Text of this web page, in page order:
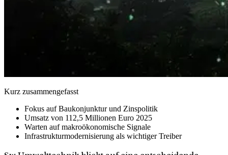
Kurz zusammengefasst
Fokus auf Baukonjunktur und Zinspolitik
Umsatz von 112,5 Millionen Euro 2025
Warten auf makroökonomische Signale
Infrastrukturmodernisierung als wichtiger Treiber